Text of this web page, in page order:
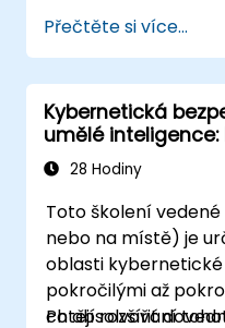
bezpečnostní
Provádět
shromažďování
Aplikovat
(SOC).
Přečtěte si více...
Kybernetická
umělé
reakce na hrozby
28 Hodiny
Toto školení
nebo na místě) je
oblasti
pokročilými až
chtějí rozšířit
Po absolvování